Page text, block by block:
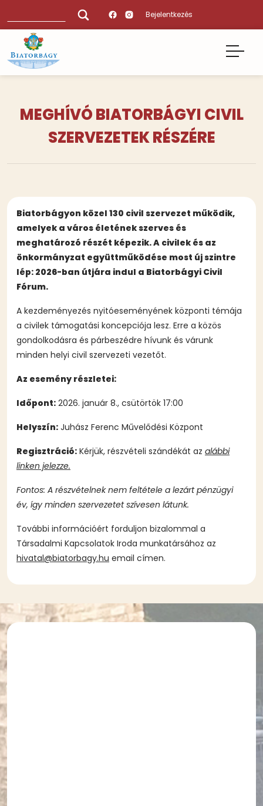
tartalomra
Bejelentkezés
MEGHÍVÓ BIATORBÁGYI CIVIL
SZERVEZETEK RÉSZÉRE
Biatorbágyon közel 130 civil szervezet működik,
amelyek a város életének szerves és
meghatározó részét képezik. A civilek és az
önkormányzat együttműködése most új szintre
lép: 2026-ban útjára indul a Biatorbágyi Civil
Fórum.
A kezdeményezés nyitóeseményének központi témája
a civilek támogatási koncepciója lesz. Erre a közös
gondolkodásra és párbeszédre hívunk és várunk
minden helyi civil szervezeti vezetőt.
Az esemény részletei:
Időpont: 2026. január 8., csütörtök 17:00
Helyszín: Juhász Ferenc Művelődési Központ
Regisztráció: Kérjük, részvételi szándékát az alábbi
linken jelezze.
Fontos: A részvételnek nem feltétele a lezárt pénzügyi
év, így minden szervezetet szívesen látunk.
További információért forduljon bizalommal a
Társadalmi Kapcsolatok Iroda munkatársához az
hivatal@biatorbagy.hu email címen.